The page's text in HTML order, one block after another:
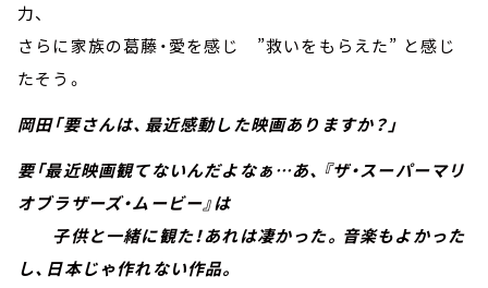
力、
さらに家族の葛藤・愛を感じ ”救いをもらえた” と感じ
たそう。
岡田「要さんは、最近感動した映画ありますか？」
要「最近映画観てないんだよなぁ…あ、『ザ・スーパーマリ
オブラザーズ・ムービー』は
子供と一緒に観た！あれは凄かった。音楽もよかった
し、日本じゃ作れない作品。